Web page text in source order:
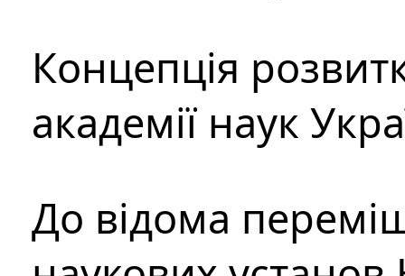
Концепція
академії наук
До відома